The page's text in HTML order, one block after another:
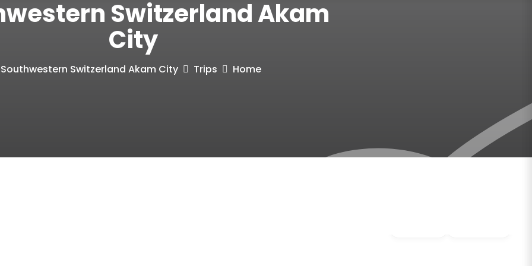
Switzerland Akam
City
Home
Trips
Southwestern Switzerland Akam City